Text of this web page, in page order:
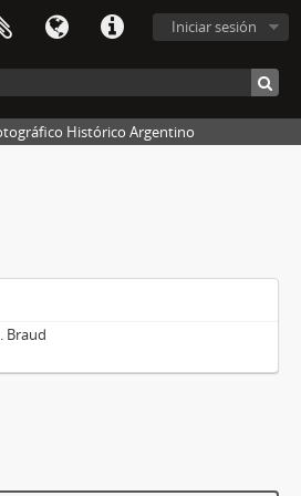
Iniciar sesión
Histórico Argentino
Braud